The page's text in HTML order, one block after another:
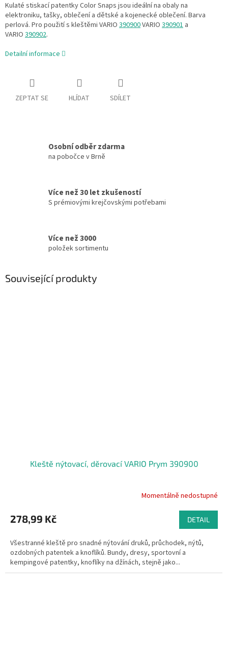
Kulaté stiskací patentky Color Snaps jsou ideální na obaly na
elektroniku, tašky, oblečení a dětské a kojenecké oblečení. Barva
perlová. Pro použití s kleštěmi VARIO 390900VARIO 390901 a
VARIO 390902.
Detailní informace
ZEPTAT SE HLÍDAT SDÍLET
Osobní odběr zdarma
na pobočce v Brně
Více než 30 let zkušeností
S prémiovými krejčovskými potřebami
Více než 3000
položek sortimentu
Související produkty
Kleště nýtovací, děrovací VARIO Prym 390900
Momentálně nedostupné
278,99 Kč DETAIL
Všestranné kleště pro snadné nýtování druků, průchodek, nýtů,
ozdobných patentek a knoflíků. Bundy, dresy, sportovní a
kempingové patentky, knoflíky na džínách, stejně jako...